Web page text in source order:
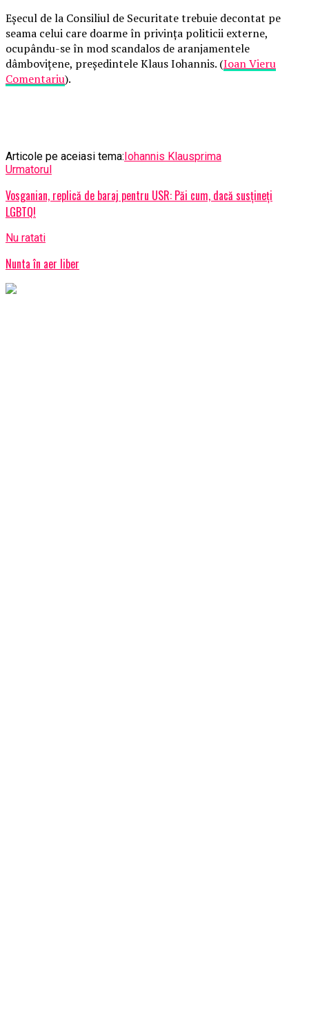
Eșecul de la Consiliul de Securitate trebuie decontat pe
seama celui care doarme în privința politicii externe,
ocupându-se în mod scandalos de aranjamentele
dâmbovițene, președintele Klaus Iohannis. (Ioan Vieru
Comentariu).
Articole pe aceiasi tema:Iohannis Klausprima
Urmatorul
Vosganian, replică de baraj pentru USR: Păi cum, dacă susţineți
LGBTQ!
Nu ratati
Nunta în aer liber